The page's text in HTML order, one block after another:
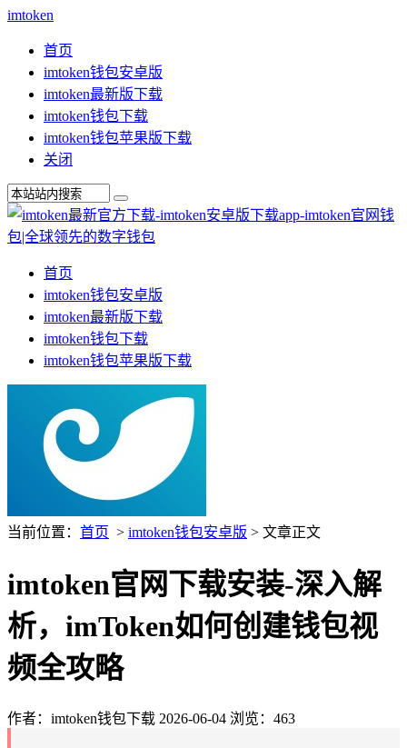
imtoken
首页
imtoken钱包安卓版
imtoken最新版下载
imtoken钱包下载
imtoken钱包苹果版下载
关闭
首页
imtoken钱包安卓版
imtoken最新版下载
imtoken钱包下载
imtoken钱包苹果版下载
当前位置： 首页 > imtoken钱包安卓版 > 文章正文
imtoken官网下载安装-深入解
析，imToken如何创建钱包视
频全攻略
作者：imtoken钱包下载 2026-06-04 浏览：463